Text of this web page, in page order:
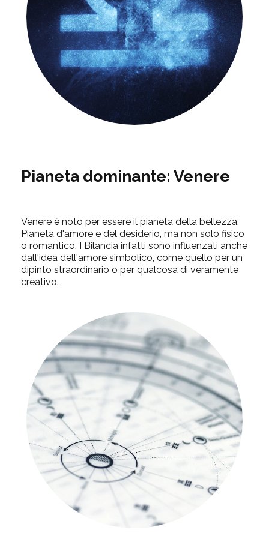
Pianeta dominante: Venere
Venere è noto per essere il pianeta della bellezza.
Pianeta d'amore e del desiderio, ma non solo fisico
o romantico. I Bilancia infatti sono influenzati anche
dall'idea dell'amore simbolico, come quello per un
dipinto straordinario o per qualcosa di veramente
creativo.